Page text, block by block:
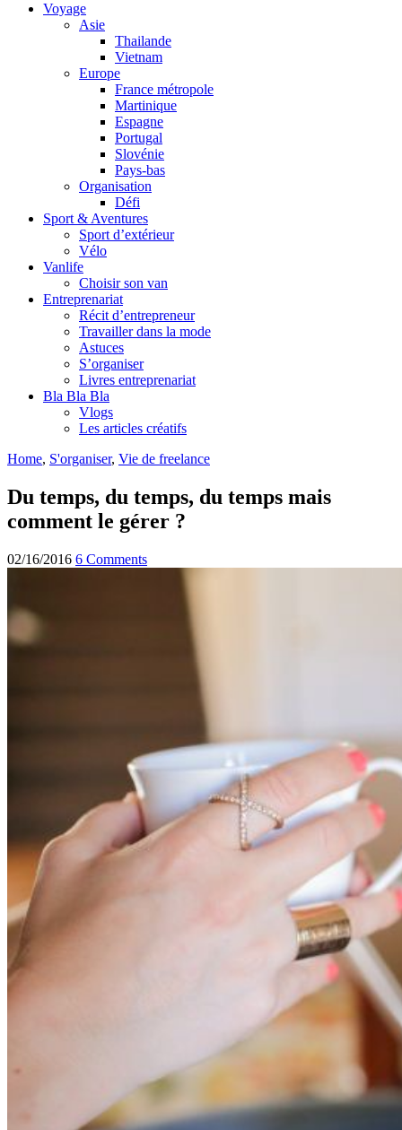
Voyage
Asie
Thailande
Vietnam
Europe
France métropole
Martinique
Espagne
Portugal
Slovénie
Pays-bas
Organisation
Défi
Sport & Aventures
Sport d’extérieur
Vélo
Vanlife
Choisir son van
Entreprenariat
Récit d’entrepreneur
Travailler dans la mode
Astuces
S’organiser
Livres entreprenariat
Bla Bla Bla
Vlogs
Les articles créatifs
Home, S'organiser, Vie de freelance
Du temps, du temps, du temps mais
comment le gérer ?
02/16/2016 6 Comments